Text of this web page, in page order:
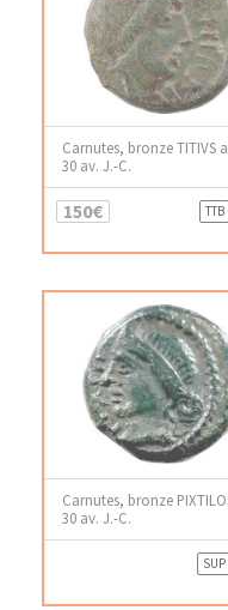
Carnutes, bronze TITIVS
30 av. J.-C.
150€ TTB
Carnutes, bronze
30 av. J.-C.
SUP